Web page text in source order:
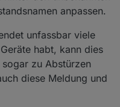
anpassen.
unfassbar viele
habt, kann dies
zu Abstürzen
diese Meldung und